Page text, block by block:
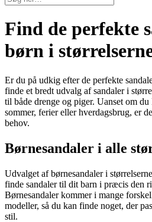
Find de perfekte
børn i
Er du på udkig efter de perfekte
finde et bredt udvalg af sandaler i
til både drenge og piger. Uanset om du
sommer, ferier eller hverdagsbrug, er
behov.
Børnesandaler i alle
Udvalget af børnesandaler i
finde sandaler til dit barn i præcis den
Børnesandaler kommer i mange
modeller, så du kan finde noget, der
stil.